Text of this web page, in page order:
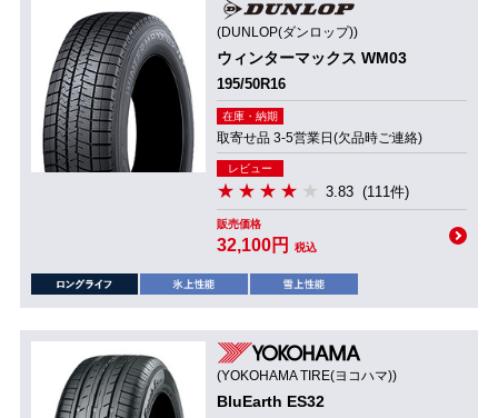
(DUNLOP(ダンロップ))
ウィンターマックス WM03
195/50R16
在庫・納期
取寄せ品 3-5営業日(欠品時ご連絡)
レビュー
3.83 (111件)
販売価格
32,100円 税込
(YOKOHAMA TIRE(ヨコハマ))
BluEarth ES32